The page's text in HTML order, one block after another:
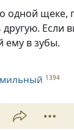
одной щеке,
другую. Если
ему в зубы.
1394